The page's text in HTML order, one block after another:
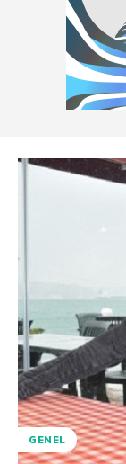
GENEL